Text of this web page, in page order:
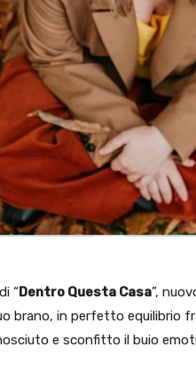
“Dentro Questa Casa”,
brano, in perfetto equilibrio
e sconfitto il buio